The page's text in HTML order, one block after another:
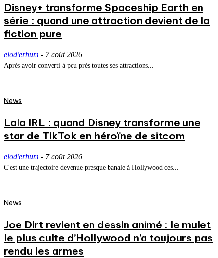
Disney+ transforme Spaceship Earth en
série : quand une attraction devient de la
fiction pure
elodierhum - 7 août 2026
Après avoir converti à peu près toutes ses attractions...
News
Lala IRL : quand Disney transforme une
star de TikTok en héroïne de sitcom
elodierhum - 7 août 2026
C'est une trajectoire devenue presque banale à Hollywood ces...
News
Joe Dirt revient en dessin animé : le mulet
le plus culte d’Hollywood n’a toujours pas
rendu les armes